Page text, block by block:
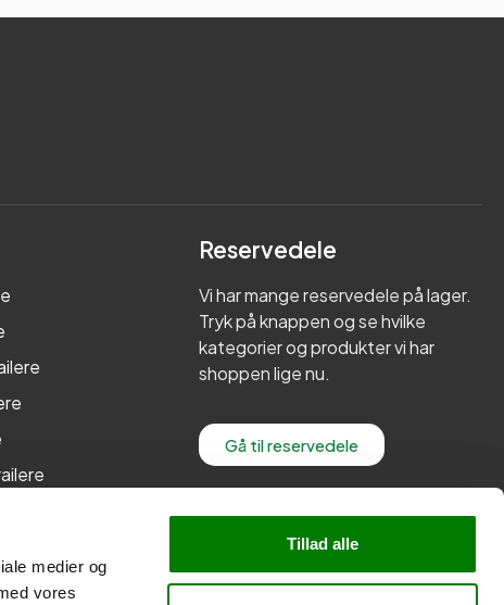
medier og
vores
Tillad alle
Reservedele
Vi har mange reservedele på lager.
Tryk på knappen og se hvilke
kategorier og produkter vi har
shoppen lige nu.
Gå til reservedele